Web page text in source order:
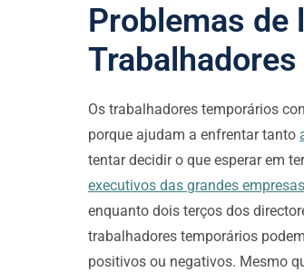
Problemas de
Os trabalhadores temporários
porque ajudam a enfrentar tanto
tentar decidir o que esperar em
executivos das grandes empresas
enquanto dois terços dos
trabalhadores temporários
positivos ou negativos. Mesmo